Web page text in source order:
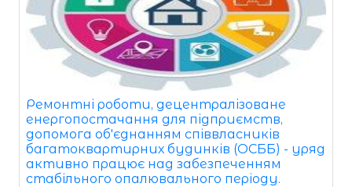
Ремонтні роботи, децентралізоване
енергопостачання для підприємств,
допомога об'єднанням співвласників
багатоквартирних будинків (ОСББ) - уряд
активно працює над забезпеченням
стабільного опалювального періоду.